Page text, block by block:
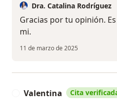
Dra. Catalina Rodríguez
Gracias por tu opinión.
mi.
11 de marzo de 2025
Valentina Cita